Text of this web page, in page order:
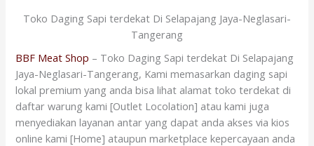
Toko Daging Sapi terdekat Di Selapajang Jaya-Neglasari-
Tangerang
BBF Meat Shop – Toko Daging Sapi terdekat Di Selapajang
Jaya-Neglasari-Tangerang, Kami memasarkan daging sapi
lokal premium yang anda bisa lihat alamat toko terdekat di
daftar warung kami [Outlet Locolation] atau kami juga
menyediakan layanan antar yang dapat anda akses via kios
online kami [Home] ataupun marketplace kepercayaan anda